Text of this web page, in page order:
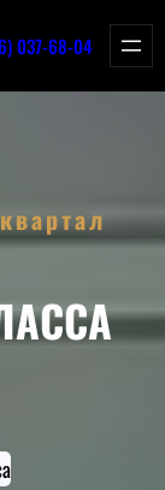
037-68-04